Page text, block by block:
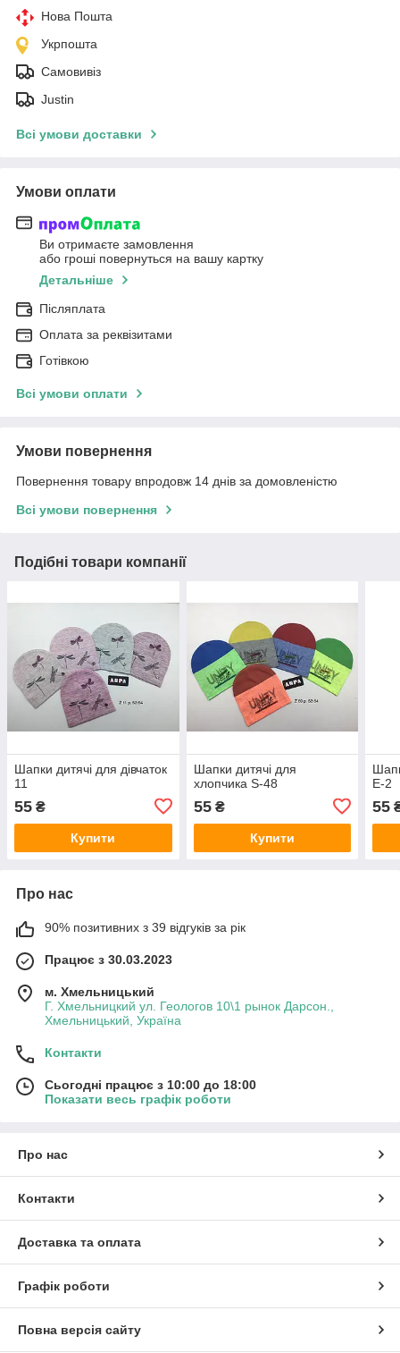
Нова Пошта
Укрпошта
Самовивіз
Justin
Всі умови доставки
Умови оплати
Ви отримаєте замовлення
або гроші повернуться на вашу картку
Детальніше
Післяплата
Оплата за реквізитами
Готівкою
Всі умови оплати
Умови повернення
Повернення товару впродовж 14 днів за домовленістю
Всі умови повернення
Подібні товари компанії
Шапки дитячі для дівчаток
11
55 ₴
Купити
Шапки дитячі для
хлопчика S-48
55₴
Купити
E-2
55
Про нас
90% позитивних з 39 відгуків за рік
Працює з 30.03.2023
м. Хмельницький
Г. Хмельницкий ул. Геологов 10\1 рынок Дарсон.,
Хмельницький, Україна
Контакти
Сьогодні працює з 10:00 до 18:00
Показати весь графік роботи
Про нас
Контакти
Доставка та оплата
Графік роботи
Повна версія сайту